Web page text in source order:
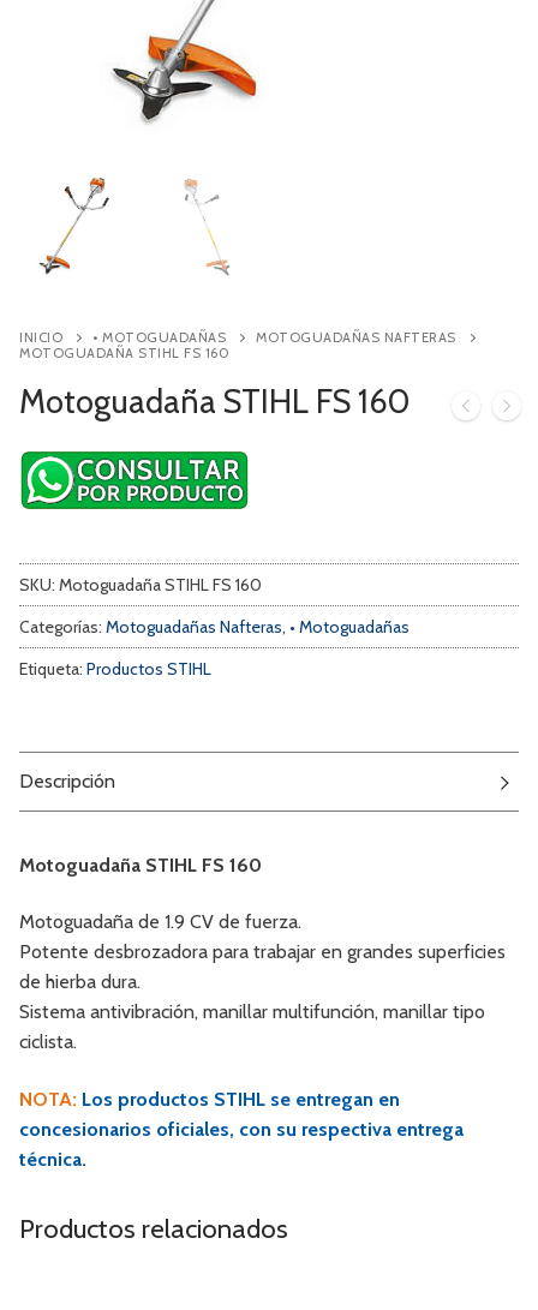
INICIO • MOTOGUADAÑAS
MOTOGUADAÑAS NAFTERAS
MOTOGUADAÑA STIHL FS 160
Motoguadaña STIHL FS 160
SKU: Motoguadaña STIHL FS 160
Categorías: Motoguadañas Nafteras, • Motoguadañas
Etiqueta: Productos STIHL
Descripción
Motoguadaña STIHL FS 160
Motoguadaña de 1.9 CV de fuerza.
Potente desbrozadora para trabajar en grandes superficies
de hierba dura.
Sistema antivibración, manillar multifunción, manillar tipo
ciclista.
NOTA: Los productos STIHL se entregan en
concesionarios oficiales, con su respectiva entrega
técnica.
Productos relacionados